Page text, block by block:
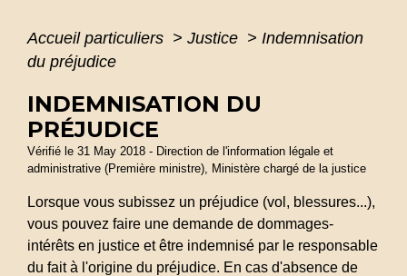
Accueil particuliers > Justice > Indemnisation
du préjudice
INDEMNISATION DU
PRÉJUDICE
Vérifié le 31 May 2018 - Direction de l'information légale et
administrative (Première ministre), Ministère chargé de la justice
Lorsque vous subissez un préjudice (vol, blessures...),
vous pouvez faire une demande de dommages-
intérêts en justice et être indemnisé par le responsable
du fait à l'origine du préjudice. En cas d'absence de